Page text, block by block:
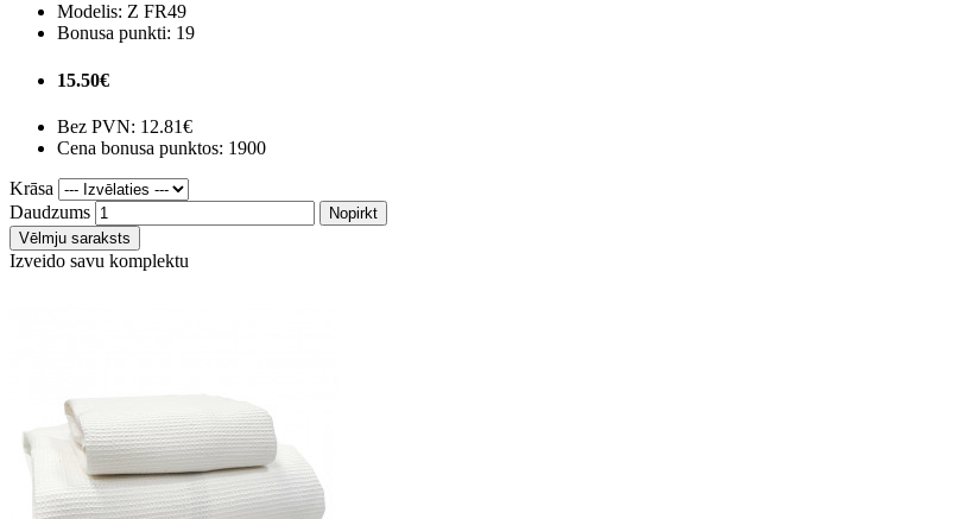
Modelis: Z FR49
Bonusa punkti: 19
15.50€
Bez PVN: 12.81€
Cena bonusa punktos: 1900
Krāsa
Daudzums
Nopirkt
Vēlmju saraksts
Izveido savu komplektu